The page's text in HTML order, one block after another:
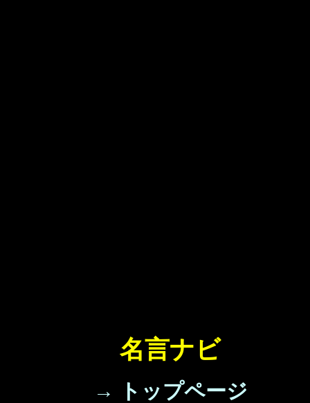
名言ナビ
→ トップページ